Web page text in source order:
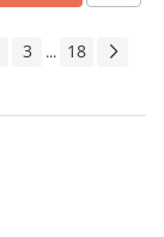
3 ... 18